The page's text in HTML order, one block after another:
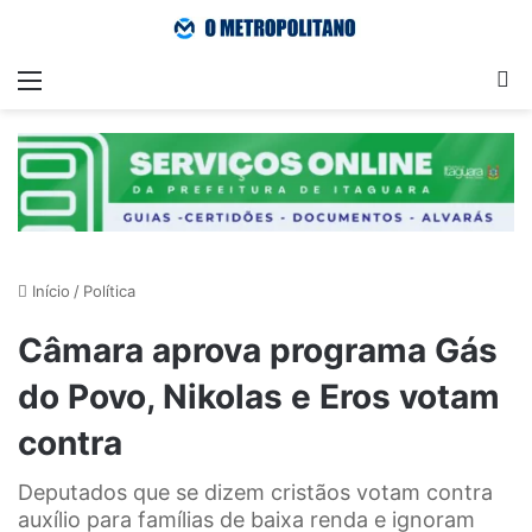
Menu
Início / Política
Câmara aprova programa Gás
do Povo, Nikolas e Eros votam
contra
Deputados que se dizem cristãos votam contra
auxílio para famílias de baixa renda e ignoram